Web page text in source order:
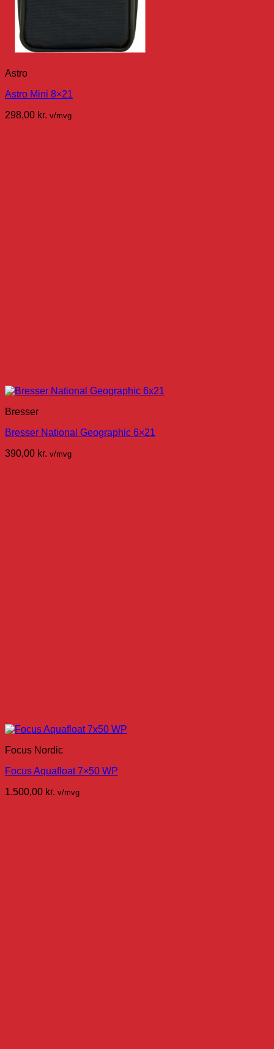
Astro
Astro Mini 8×21
298,00 kr. v/mvg
Bresser
Bresser National Geographic 6×21
390,00 kr. v/mvg
Focus Nordic
Focus Aquafloat 7×50 WP
1.500,00 kr. v/mvg